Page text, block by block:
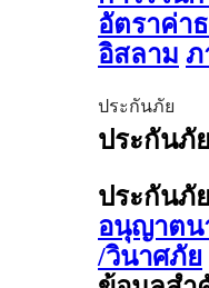
อัตราค่า
อิสลาม ภ
ประกันภัย
ประกันภัย
ประกันภัย
อนุญาตน
/วินาศภัย